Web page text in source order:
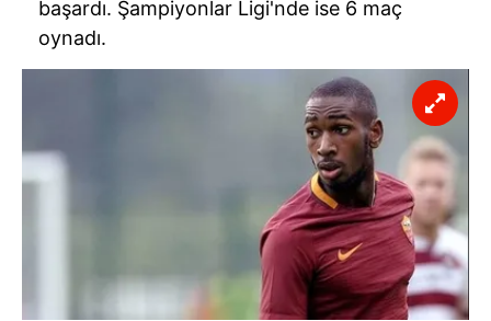
başardı. Şampiyonlar Ligi'nde ise 6 maç
oynadı.